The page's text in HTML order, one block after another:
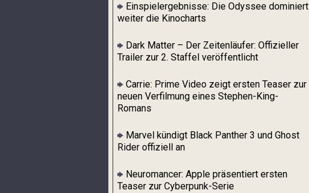
Einspielergebnisse: Die Odyssee dominiert
weiter die Kinocharts
Dark Matter – Der Zeitenläufer: Offizieller
Trailer zur 2. Staffel veröffentlicht
Carrie: Prime Video zeigt ersten Teaser zur
neuen Verfilmung eines Stephen-King-
Romans
Marvel kündigt Black Panther 3 und Ghost
Rider offiziell an
Neuromancer: Apple präsentiert ersten
Teaser zur Cyberpunk-Serie